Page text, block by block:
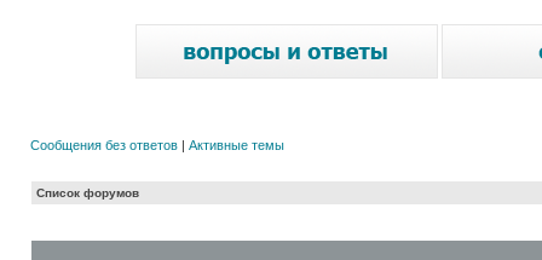
Сообщения без ответов | Активные темы
Список форумов